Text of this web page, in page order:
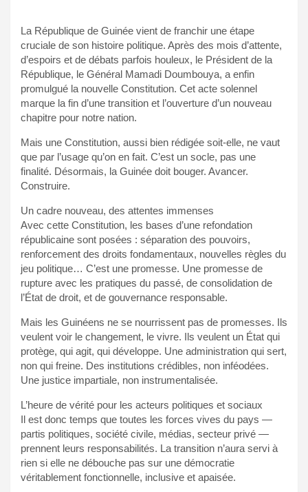
La République de Guinée vient de franchir une étape
cruciale de son histoire politique. Après des mois d’attente,
d’espoirs et de débats parfois houleux, le Président de la
République, le Général Mamadi Doumbouya, a enfin
promulgué la nouvelle Constitution. Cet acte solennel
marque la fin d’une transition et l’ouverture d’un nouveau
chapitre pour notre nation.
Mais une Constitution, aussi bien rédigée soit-elle, ne vaut
que par l’usage qu’on en fait. C’est un socle, pas une
finalité. Désormais, la Guinée doit bouger. Avancer.
Construire.
Un cadre nouveau, des attentes immenses
Avec cette Constitution, les bases d’une refondation
républicaine sont posées : séparation des pouvoirs,
renforcement des droits fondamentaux, nouvelles règles du
jeu politique… C’est une promesse. Une promesse de
rupture avec les pratiques du passé, de consolidation de
l’État de droit, et de gouvernance responsable.
Mais les Guinéens ne se nourrissent pas de promesses. Ils
veulent voir le changement, le vivre. Ils veulent un État qui
protège, qui agit, qui développe. Une administration qui sert,
non qui freine. Des institutions crédibles, non inféodées.
Une justice impartiale, non instrumentalisée.
L’heure de vérité pour les acteurs politiques et sociaux
Il est donc temps que toutes les forces vives du pays —
partis politiques, société civile, médias, secteur privé —
prennent leurs responsabilités. La transition n’aura servi à
rien si elle ne débouche pas sur une démocratie
véritablement fonctionnelle, inclusive et apaisée.